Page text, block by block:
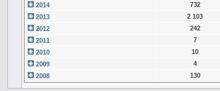
2014
732
2013
2 103
2012
242
2011
7
2010
10
2009
4
2008
130